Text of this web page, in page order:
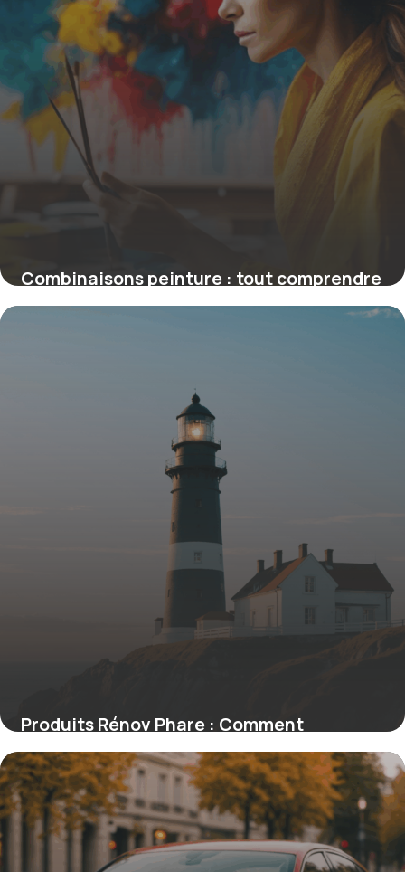
Combinaisons peinture : tout comprendre
pour une protection professionnelle et
Produits Rénov Phare : Comment
redonner de l’éclat à vos phares usés
16 juin 2026